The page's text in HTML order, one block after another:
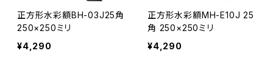
正方形水彩額BH-03J25角
250×250ミリ
¥4,290
正方形水彩額MH-E10J 25
角 250×250ミリ
¥4,290